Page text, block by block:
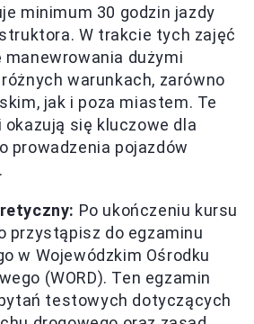
minimum 30 godzin jazdy
W trakcie tych zajęć
manewrowania dużymi
warunkach, zarówno
jak i poza miastem. Te
się kluczowe dla
prowadzenia pojazdów
Po ukończeniu kursu
przystąpisz do egzaminu
w Wojewódzkim Ośrodku
(WORD). Ten egzamin
testowych dotyczących